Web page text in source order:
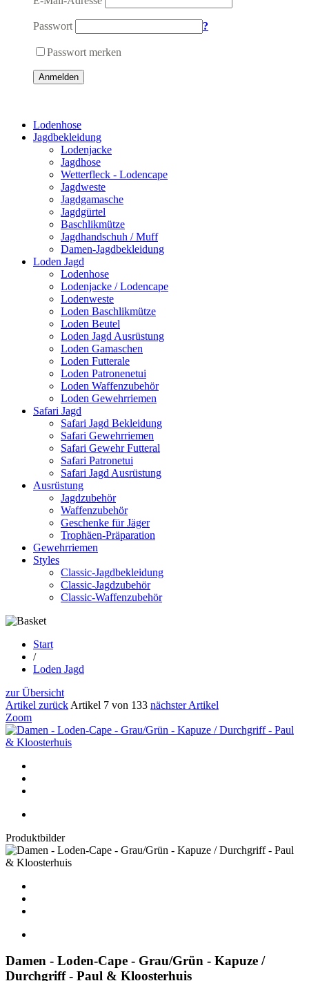
Passwort ?
Passwort merken
Anmelden
Lodenhose
Jagdbekleidung
Lodenjacke
Jagdhose
Wetterfleck - Lodencape
Jagdweste
Jagdgamasche
Jagdgürtel
Baschlikmütze
Jagdhandschuh / Muff
Damen-Jagdbekleidung
Loden Jagd
Lodenhose
Lodenjacke / Lodencape
Lodenweste
Loden Baschlikmütze
Loden Beutel
Loden Jagd Ausrüstung
Loden Gamaschen
Loden Futterale
Loden Patronenetui
Loden Waffenzubehör
Loden Gewehrriemen
Safari Jagd
Safari Jagd Bekleidung
Safari Gewehrriemen
Safari Gewehr Futteral
Safari Patronetui
Safari Jagd Ausrüstung
Ausrüstung
Jagdzubehör
Waffenzubehör
Geschenke für Jäger
Trophäen-Präparation
Gewehrriemen
Styles
Classic-Jagdbekleidung
Classic-Jagdzubehör
Classic-Waffenzubehör
Start
/
Loden Jagd
zur Übersicht
Artikel zurück Artikel 7 von 133 nächster Artikel
Zoom
Produktbilder
Damen - Loden-Cape - Grau/Grün - Kapuze /
Durchgriff - Paul & Kloosterhuis